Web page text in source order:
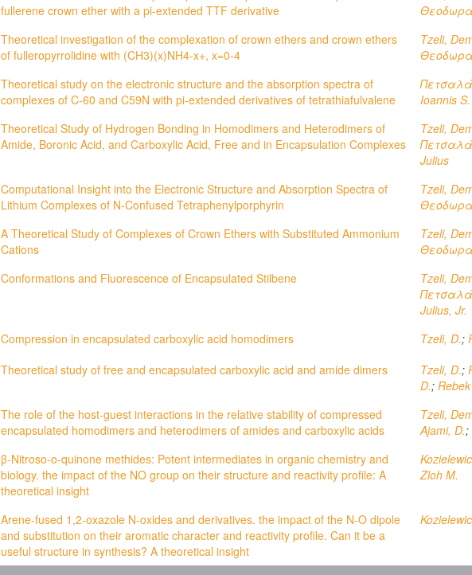
fullerene crown ether with a pi-extended TTF derivative
Theoretical investigation of the complexation of crown ethers and crown ethers
of fulleropyrrolidine with (CH3)(x)NH4-x+, x=0-4
Tzeli,
Theoretical study on the electronic structure and the absorption spectra of
complexes of C-60 and C59N with pi-extended derivatives of tetrathiafulvalene
Ioannis S.
Theoretical Study of Hydrogen Bonding in Homodimers and Heterodimers of
Amide, Boronic Acid, and Carboxylic Acid, Free and in Encapsulation Complexes
Tzeli,
Julius
Computational Insight into the Electronic Structure and Absorption Spectra of
Lithium Complexes of N-Confused Tetraphenylporphyrin
Tzeli,
A Theoretical Study of Complexes of Crown Ethers with Substituted Ammonium
Cations
Tzeli,
Conformations and Fluorescence of Encapsulated Stilbene Tzeli,
Julius, Jr.
Compression in encapsulated carboxylic acid homodimers Tzeli, D.;
Theoretical study of free and encapsulated carboxylic acid and amide dimers Tzeli, D.;
D.;
The role of the host-guest interactions in the relative stability of compressed
encapsulated homodimers and heterodimers of amides and carboxylic acids
Tzeli,
Ajami, D.;
β-Nitroso-o-quinone methides: Potent intermediates in organic chemistry and
biology. the impact of the NO group on their structure and reactivity profile: A
theoretical insight
Zloh M.
Arene-fused 1,2-oxazole N-oxides and derivatives. the impact of the N-O dipole
and substitution on their aromatic character and reactivity profile. Can it be a
useful structure in synthesis? A theoretical insight